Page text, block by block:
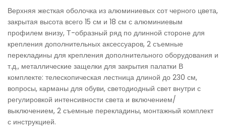
Верхняя жесткая оболочка из алюминиевых сот черного цвета,
закрытая высота всего 15 см и 18 см с алюминиевым
профилем внизу, Т-образный ряд по длинной стороне для
крепления дополнительных аксессуаров, 2 съемные
перекладины для крепления дополнительного оборудования и
т.д., металлические защелки для закрытия палатки В
комплекте: телескопическая лестница длиной до 230 см,
вопросы, карманы для обуви, светодиодный свет внутри с
регулировкой интенсивности света и включением/
выключением, 2 съемные перекладины, монтажный комплект
с инструкцией.